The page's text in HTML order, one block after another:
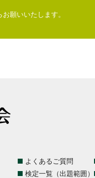
お願いいたします。
よくあるご質問
検定一覧（出題範囲）